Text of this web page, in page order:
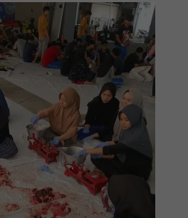
Adha,
Smamda
Surabaya
Sembelih
Kurban